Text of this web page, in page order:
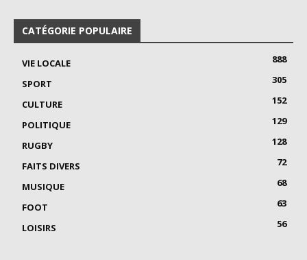
CATÉGORIE POPULAIRE
VIE LOCALE
888
SPORT
305
CULTURE
152
POLITIQUE
129
RUGBY
128
FAITS DIVERS
72
MUSIQUE
68
FOOT
63
LOISIRS
56